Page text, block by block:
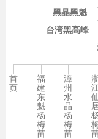
台湾黑高峰
黑晶黑魁
首
页
福
建
东
魁
杨
梅
苗
漳
州
水
晶
杨
梅
苗